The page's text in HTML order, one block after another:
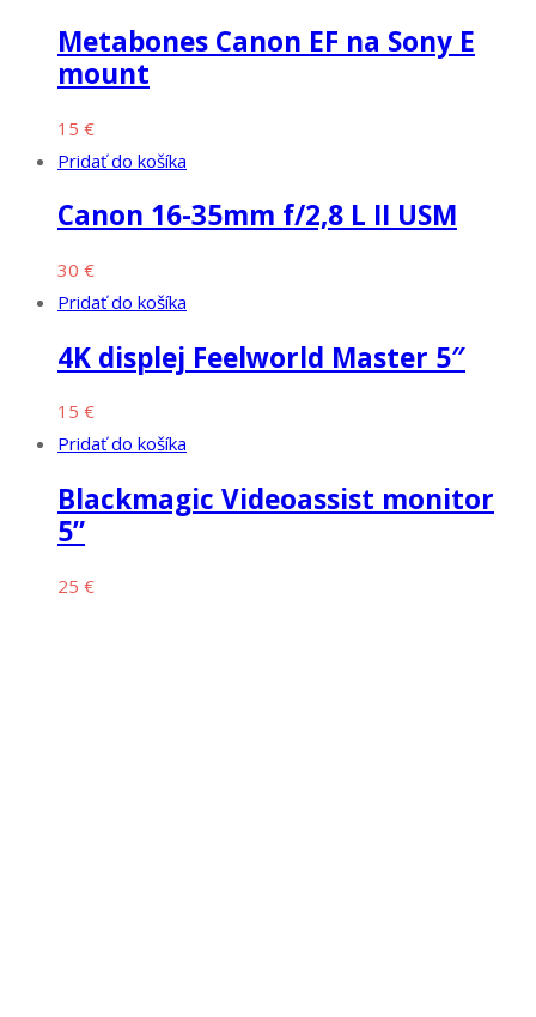
Metabones Canon EF na Sony E
mount
15 €
Pridať do košíka
Canon 16-35mm f/2,8 L II USM
30 €
Pridať do košíka
4K displej Feelworld Master 5″
15 €
Pridať do košíka
Blackmagic Videoassist monitor
5”
25 €